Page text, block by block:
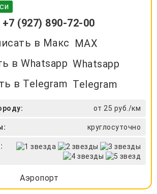
(927) 890-72-00
MAX
Whatsapp
Telegram
от 25 руб./км
круглосуточно
Аэропорт